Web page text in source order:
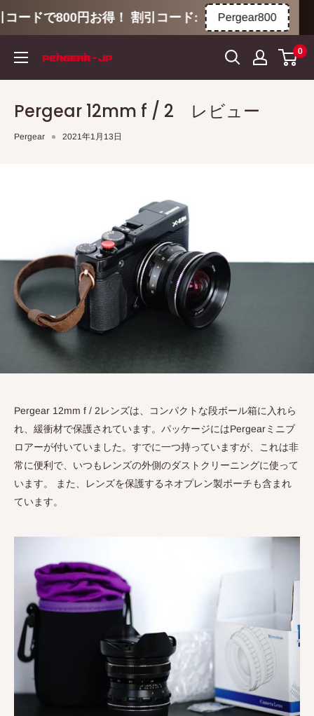
円お得！ 割引コード: Pergear800 🚚全商
テ
0
Pergear 12mm f / 2 レビュー
Pergear 2021年1月13日
Pergear 12mm f / 2レンズは、コンパクトな段ボール箱に入れら
れ、緩衝材で保護されています。パッケージにはPergearミニブ
ロアーが付いていました。すでに一つ持っていますが、これは非
常に便利で、いつもレンズの外側のダストクリーニングに使って
います。 また、レンズを保護するネオプレン製ポーチも含まれ
ています。